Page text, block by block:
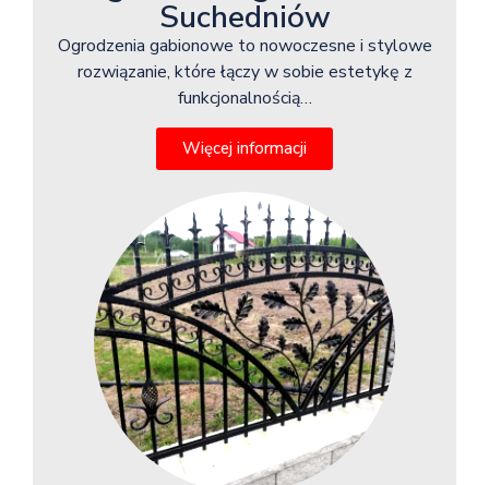
Suchedniów
Ogrodzenia gabionowe to nowoczesne i stylowe
rozwiązanie, które łączy w sobie estetykę z
funkcjonalnością…
Więcej informacji